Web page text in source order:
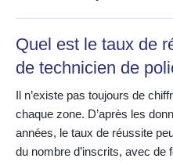
Quel est le taux de
de technicien de
Il n’existe pas toujours de
chaque zone. D’après les
années, le taux de réussite
du nombre d’inscrits, avec